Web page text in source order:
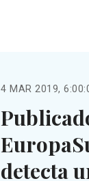
4 MAR 2019,
detecta